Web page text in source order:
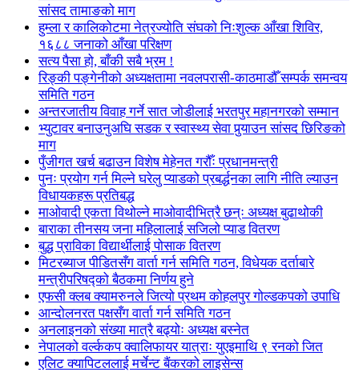
सांसद तामाङको माग
हुम्ला र कालिकोटमा नेत्रज्योति संघको निःशुल्क आँखा शिविर,
१६८८ जनाको आँखा परिक्षण
सत्य पैसा हो, बाँकी सबै भ्रम !
रिङ्की पङ्गेनीको अध्यक्षतामा नवलपरासी-काठमाडौँ सम्पर्क समन्वय
समिति गठन
अन्तरजातीय विवाह गर्ने सात जोडीलाई भरतपुर महानगरको सम्मान
भ्युटावर बनाउनुअघि सडक र स्वास्थ्य सेवा पुर्‍याउन सांसद छिरिङको
माग
पुँजीगत खर्च बढाउन विशेष मेहेनत गरौँः प्रधानमन्त्री
पुनः प्रयोग गर्न मिल्ने घरेलु प्याडको प्रबर्द्धनका लागि नीति ल्याउन
विधायकहरू प्रतिबद्ध
माओवादी एकता विथोल्ने माओवादीभित्रै छन्ः अध्यक्ष बुढाथोकी
बाराका तीनसय जना महिलालाई सजिलो प्याड वितरण
बुद्ध प्राविका विद्यार्थीलाई पोसाक वितरण
मिटरब्याज पीडितसँग वार्ता गर्न समिति गठन, विधेयक दर्ताबारे
मन्त्रीपरिषद्को बैठकमा निर्णय हुने
एफसी क्लब क्यामरुनले जित्यो प्रथम कोहलपुर गोल्डकपको उपाधि
आन्दोलनरत पक्षसँग वार्ता गर्न समिति गठन
अनलाइनको संख्या मात्रै बढ्योः अध्यक्ष बस्नेत
नेपालको वर्ल्ककप क्वालिफायर यात्राः युएइमाथि ९ रनको जित
एलिट क्यापिटललाई मर्चेन्ट बैंकरको लाइसेन्स